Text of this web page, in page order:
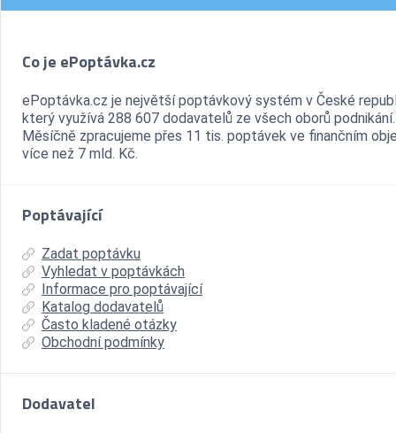
Co je ePoptávka.cz
ePoptávka.cz je největší poptávkový systém v České
který využívá 288 607 dodavatelů ze všech oborů podnikání.
Měsíčně zpracujeme přes 11 tis. poptávek ve finančním
více než 7 mld. Kč.
Poptávající
Zadat poptávku
Vyhledat v poptávkách
Informace pro poptávající
Katalog dodavatelů
Často kladené otázky
Obchodní podmínky
Dodavatel